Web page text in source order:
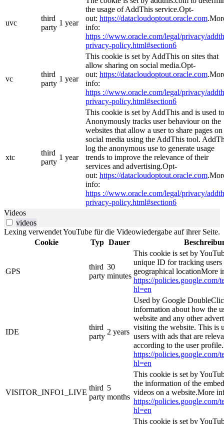
uvc
third
party
1 year
the usage of AddThis service.Opt-
out: https://datacloudoptout.oracle.com
info:
https ://www.oracle.com/legal/privacy/
privacy-policy.html#section6
vc
third
party
1 year
This cookie is set by AddThis on sites that
allow sharing on social media.Opt-
out: https://datacloudoptout.oracle.com
info:
https ://www.oracle.com/legal/privacy/
privacy-policy.html#section6
xtc
third
party
1 year
This cookie is set by AddThis and is used to
Anonymously tracks user behaviour on the
websites that allow a user to share pages on
social media using the AddThis tool.
log the anonymous use to generate usage
trends to improve the relevance of their
services and advertising.Opt-
out: https://datacloudoptout.oracle.com
info:
https ://www.oracle.com/legal/privacy/
privacy-policy.html#section6
Videos
videos
Lexing verwendet YouTube für die Videowiedergabe auf ihrer Seite.
Cookie
Typ Dauer
GPS
third
party
30
minutes
This cookie is set by
unique ID for tracking users
geographical locationMore
https://policies.google.com/
hl=en
IDE
third
party
2 years
Used by Google
information about how the
website and any other
visiting the website. This is
users with ads that are
according to the user
https://policies.google.com/
hl=en
VISITOR_INFO1_LIVE
third
party
5
months
This cookie is set by
the information of the
videos on a website.More
https://policies.google.com/
hl=en
This cookie is set by